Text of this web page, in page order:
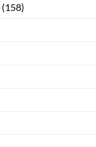
(158)